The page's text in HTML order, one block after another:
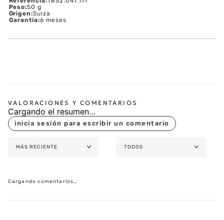
Peso:50 g
Origen:Suiza
Garantía:6 meses
Cargando el resumen…
MÁS RECIENTE TODOS
Cargando comentarios…